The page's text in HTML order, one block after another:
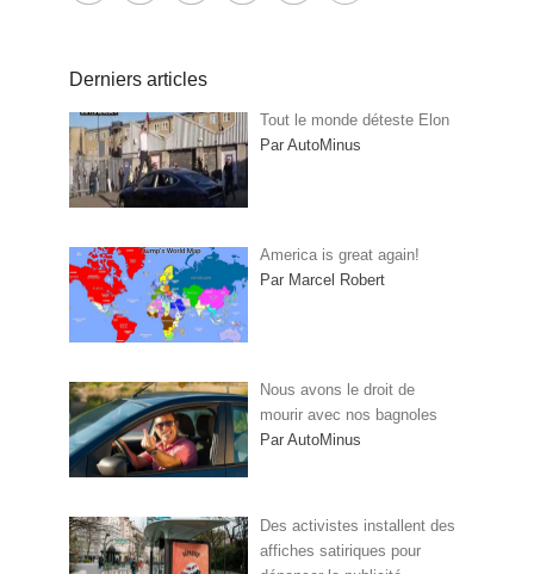
Derniers articles
Tout le monde déteste Elon
Par AutoMinus
America is great again!
Par Marcel Robert
Nous avons le droit de
mourir avec nos bagnoles
Par AutoMinus
Des activistes installent des
affiches satiriques pour